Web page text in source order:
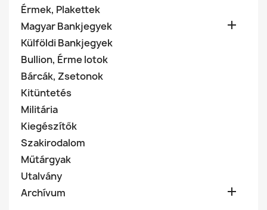
Érmek, Plakettek
Magyar Bankjegyek

Külföldi Bankjegyek
Bullion, Érme lotok
Bárcák, Zsetonok
Kitüntetés
Militária
Kiegészítők
Szakirodalom
Műtárgyak
Utalvány
Archívum
